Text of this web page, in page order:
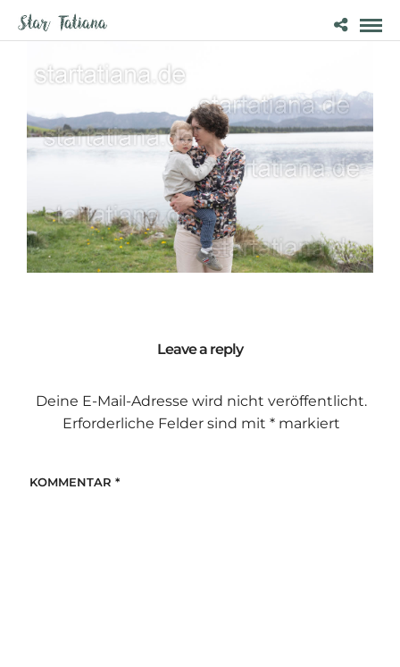
Leave a reply
Deine E-Mail-Adresse wird nicht veröffentlicht.
Erforderliche Felder sind mit *markiert
KOMMENTAR *